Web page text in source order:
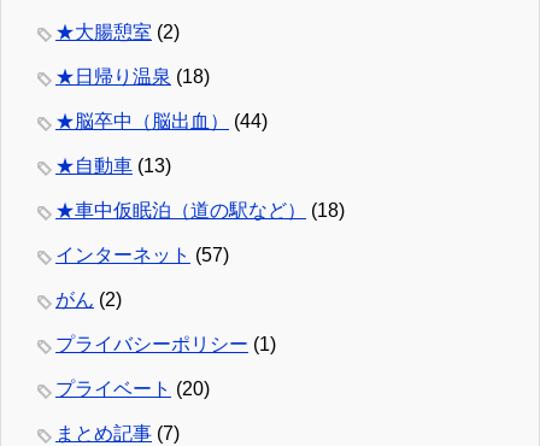
★大腸憩室 (2)
★日帰り温泉 (18)
★脳卒中（脳出血） (44)
★自動車 (13)
★車中仮眠泊（道の駅など） (18)
インターネット (57)
がん (2)
プライバシーポリシー (1)
プライベート (20)
まとめ記事 (7)